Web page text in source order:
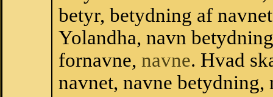
betyr, betydning af
Yolandha, navn
fornavne, navne. Hvad
navnet, navne